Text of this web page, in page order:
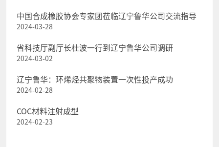
中国合成橡胶协会专家团莅临辽宁鲁华公司交流指导
2024-03-28
省科技厅副厅长杜波一行到辽宁鲁华公司调研
2024-03-02
辽宁鲁华：环烯烃共聚物装置一次性投产成功
2024-02-28
COC材料注射成型
2024-02-23